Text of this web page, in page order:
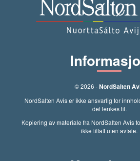
© 2026 -NordSalten
NordSalten Avis er ikke ansvarlig for
det lenkes til.
Kopiering av materiale fra NordSalten Avis
ikke tillatt uten avtale.